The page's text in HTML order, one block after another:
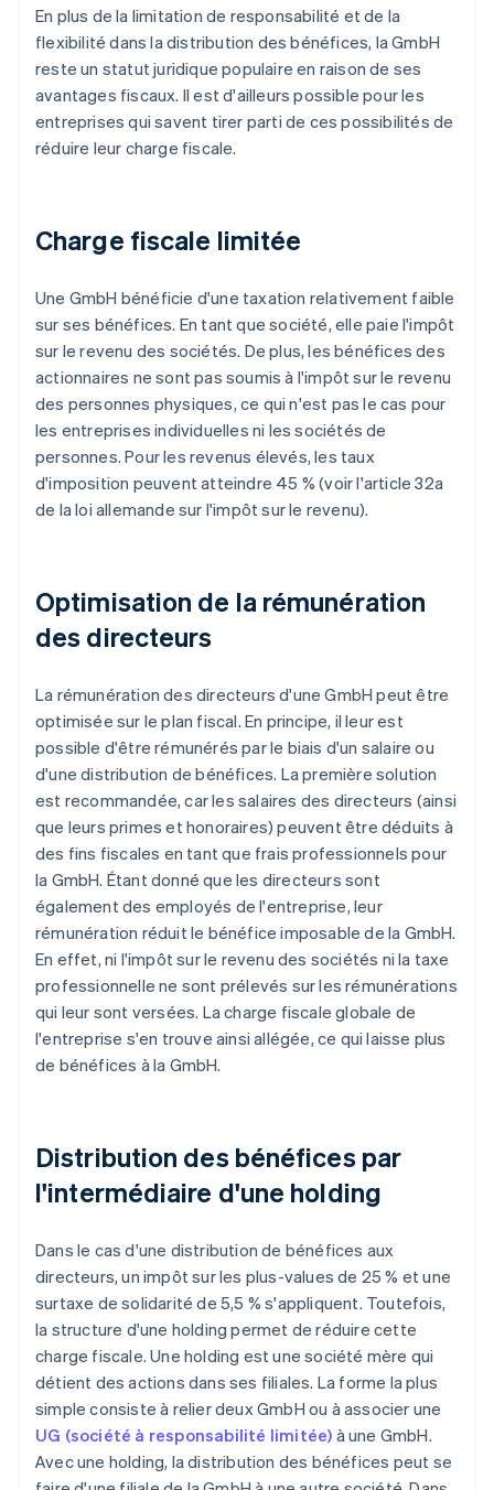
En plus de la limitation de responsabilité et de la
flexibilité dans la distribution des bénéfices, la GmbH
reste un statut juridique populaire en raison de ses
avantages fiscaux. Il est d'ailleurs possible pour les
entreprises qui savent tirer parti de ces possibilités de
réduire leur charge fiscale.
Charge fiscale limitée
Une GmbH bénéficie d'une taxation relativement faible
sur ses bénéfices. En tant que société, elle paie l'impôt
sur le revenu des sociétés. De plus, les bénéfices des
actionnaires ne sont pas soumis à l'impôt sur le revenu
des personnes physiques, ce qui n'est pas le cas pour
les entreprises individuelles ni les sociétés de
personnes. Pour les revenus élevés, les taux
d'imposition peuvent atteindre 45 % (voir l'article 32a
de la loi allemande sur l'impôt sur le revenu).
Optimisation de la rémunération
des directeurs
La rémunération des directeurs d'une GmbH peut être
optimisée sur le plan fiscal. En principe, il leur est
possible d'être rémunérés par le biais d'un salaire ou
d'une distribution de bénéfices. La première solution
est recommandée, car les salaires des directeurs (ainsi
que leurs primes et honoraires) peuvent être déduits à
des fins fiscales en tant que frais professionnels pour
la GmbH. Étant donné que les directeurs sont
également des employés de l'entreprise, leur
rémunération réduit le bénéfice imposable de la GmbH.
En effet, ni l'impôt sur le revenu des sociétés ni la taxe
professionnelle ne sont prélevés sur les rémunérations
qui leur sont versées. La charge fiscale globale de
l'entreprise s'en trouve ainsi allégée, ce qui laisse plus
de bénéfices à la GmbH.
Distribution des bénéfices par
l'intermédiaire d'une holding
Dans le cas d'une distribution de bénéfices aux
directeurs, un impôt sur les plus-values de 25 % et une
surtaxe de solidarité de 5,5 % s'appliquent. Toutefois,
la structure d'une holding permet de réduire cette
charge fiscale. Une holding est une société mère qui
détient des actions dans ses filiales. La forme la plus
simple consiste à relier deux GmbH ou à associer une
UG (société à responsabilité limitée) à une GmbH.
Avec une holding, la distribution des bénéfices peut se